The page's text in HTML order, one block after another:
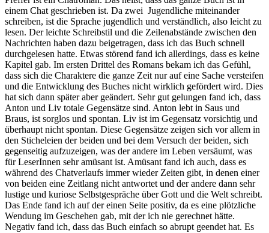
einem Chat geschrieben ist. Da zwei Jugendliche miteinander
schreiben, ist die Sprache jugendlich und verständlich, also leicht zu
lesen. Der leichte Schreibstil und die Zeilenabstände zwischen den
Nachrichten haben dazu beigetragen, dass ich das Buch schnell
durchgelesen hatte. Etwas störend fand ich allerdings, dass es keine
Kapitel gab. Im ersten Drittel des Romans bekam ich das Gefühl,
dass sich die Charaktere die ganze Zeit nur auf eine Sache versteifen
und die Entwicklung des Buches nicht wirklich gefördert wird. Dies
hat sich dann später aber geändert. Sehr gut gelungen fand ich, dass
Anton und Liv totale Gegensätze sind. Anton lebt in Saus und
Braus, ist sorglos und spontan. Liv ist im Gegensatz vorsichtig und
überhaupt nicht spontan. Diese Gegensätze zeigen sich vor allem in
den Sticheleien der beiden und bei dem Versuch der beiden, sich
gegenseitig aufzuzeigen, was der andere im Leben versäumt, was
für LeserInnen sehr amüsant ist. Amüsant fand ich auch, dass es
während des Chatverlaufs immer wieder Zeiten gibt, in denen einer
von beiden eine Zeitlang nicht antwortet und der andere dann sehr
lustige und kuriose Selbstgespräche über Gott und die Welt schreibt.
Das Ende fand ich auf der einen Seite positiv, da es eine plötzliche
Wendung im Geschehen gab, mit der ich nie gerechnet hätte.
Negativ fand ich, dass das Buch einfach so abrupt geendet hat. Es